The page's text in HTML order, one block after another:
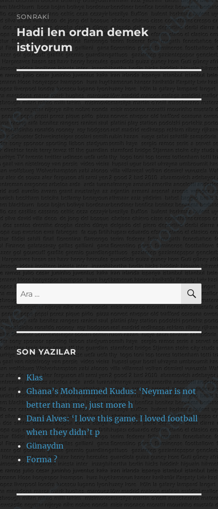
SONRAKI
Sonraki
yazı:
Hadi len ordan demek
istiyorum
Ara:
SON YAZILAR
Klas
Ghana’s Mohammed Kudus: ‘Neymar is not
better than me, just more h
Dani Alves: ‘I love this game. I loved football
when they didn’t p
Günaydın
Forma ?